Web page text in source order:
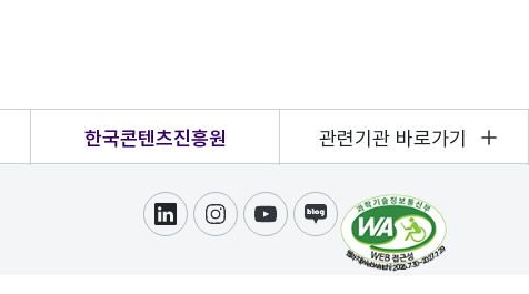
한국콘텐츠진흥원 관련기관 바로가기
링크드인인스타그램
유튜브블로그